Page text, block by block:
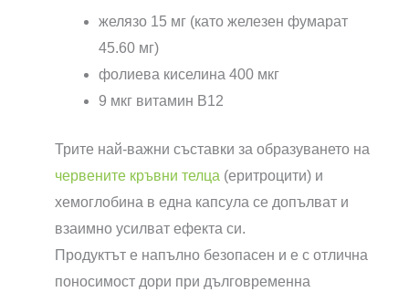
желязо 15 мг (като железен фумарат
45.60 мг)
фолиева киселина 400 мкг
9 мкг витамин В12
Трите най-важни съставки за образуването на
червените кръвни телца (еритроцити) и
хемоглобина в една капсула се допълват и
взаимно усилват ефекта си.
Продуктът е напълно безопасен и е с отлична
поносимост дори при дълговременна